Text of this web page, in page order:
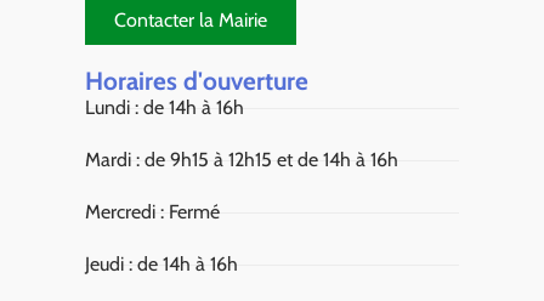
Contacter la Mairie
Horaires d'ouverture
Lundi : de 14h à 16h
Mardi : de 9h15 à 12h15 et de 14h à 16h
Mercredi : Fermé
Jeudi : de 14h à 16h